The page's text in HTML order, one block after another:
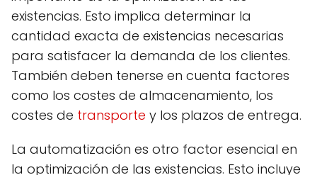
existencias. Esto implica determinar la
cantidad exacta de existencias necesarias
para satisfacer la demanda de los clientes.
También deben tenerse en cuenta factores
como los costes de almacenamiento, los
costes de transporte y los plazos de entrega.
La automatización es otro factor esencial en
la optimización de las existencias. Esto incluye